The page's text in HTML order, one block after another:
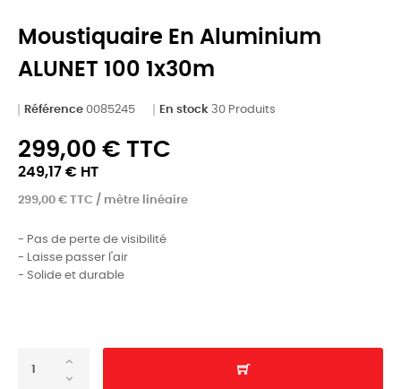
Moustiquaire En Aluminium
ALUNET 100 1x30m
Référence 0085245 En stock 30 Produits
299,00 € TTC
249,17 € HT
299,00 € TTC / mètre linéaire
- Pas de perte de visibilité
- Laisse passer l'air
- Solide et durable